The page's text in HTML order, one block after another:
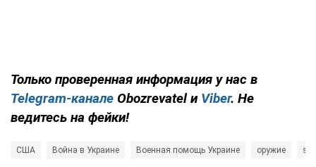
Только проверенная информация у нас в
Telegram-канале Obozrevatel и Viber. Не
ведитесь на фейки!
США Война в Украине Военная помощь Украине оружие